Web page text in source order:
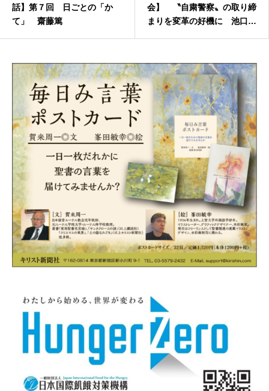
話】第７回 日ごとの「か
て」 齋藤篤
会】 〝自粛警察〟の取り締
まりを変革の好機に 池口龍